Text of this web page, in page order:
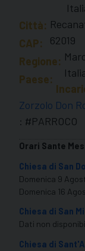
Città:
CAP:
62019
Regione:
Paese:
Zorzolo Don
: #PARROCO
Orari Sante
Chiesa di San
Domenica 9
Domenica 16
Chiesa di San
Dati non
Chiesa di